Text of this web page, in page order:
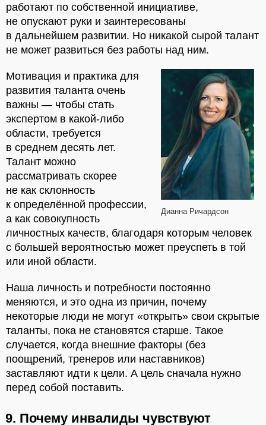
работают по собственной инициативе,
не опускают руки и заинтересованы
в дальнейшем развитии. Но никакой сырой талант
не может развиться без работы над ним.
Дианна Ричардсон
Мотивация и практика для
развития таланта очень
важны — чтобы стать
экспертом в какой-либо
области, требуется
в среднем десять лет.
Талант можно
рассматривать скорее
не как склонность
к определённой профессии,
а как совокупность
личностных качеств, благодаря которым человек
с большей вероятностью может преуспеть в той
или иной области.
Наша личность и потребности постоянно
меняются, и это одна из причин, почему
некоторые люди не могут «открыть» свои скрытые
таланты, пока не становятся старше. Такое
случается, когда внешние факторы (без
поощрений, тренеров или наставников)
заставляют идти к цели. А цель сначала нужно
перед собой поставить.
9. Почему инвалиды чувствуют